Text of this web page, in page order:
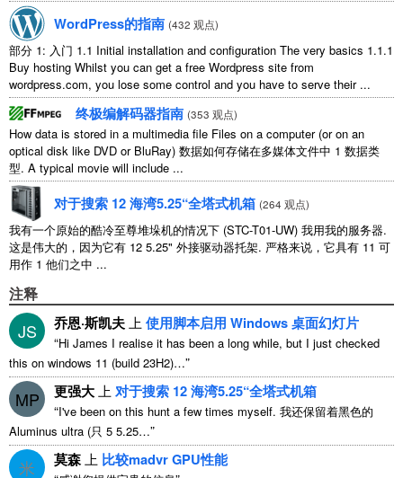
WordPress的指南 (432 观点)
部分 1: 入门 1.1 Initial installation and configuration The very basics 1.1.1
Buy hosting Whilst you can get a free Wordpress site from
wordpress.com, you lose some control and you have to serve their...
终极编解码器指南 (353 观点)
How data is stored in a multimedia file Files on a computer(or on an
optical disk like DVD or BluRay) 数据如何存储在多媒体文件中 1 数据类
型. A typical movie will include ...
对于搜索 12 海湾5.25“全塔式机箱 (264 观点)
我有一个原始的酷冷至尊堆垛机的情况下 (STC-T01-UW) 我用我的服务器.
这是伟大的，因为它有 12 5.25" 外接驱动器托架. 严格来说，它具有 11 可
用作 1 他们之中 ...
注释
JS 乔恩·斯凯夫 上 使用脚本启用 Windows 桌面幻灯片
“Hi James I realise it has been a long while, but I just checked
this on windows 11 (build 23H2)…”
MP 更强大 上 对于搜索 12 海湾5.25“全塔式机箱
“I've been on this hunt a few times myself. 我还保留着黑色的
Aluminus ultra (只 5 5.25…”
米 莫森 上 比较madvr GPU性能